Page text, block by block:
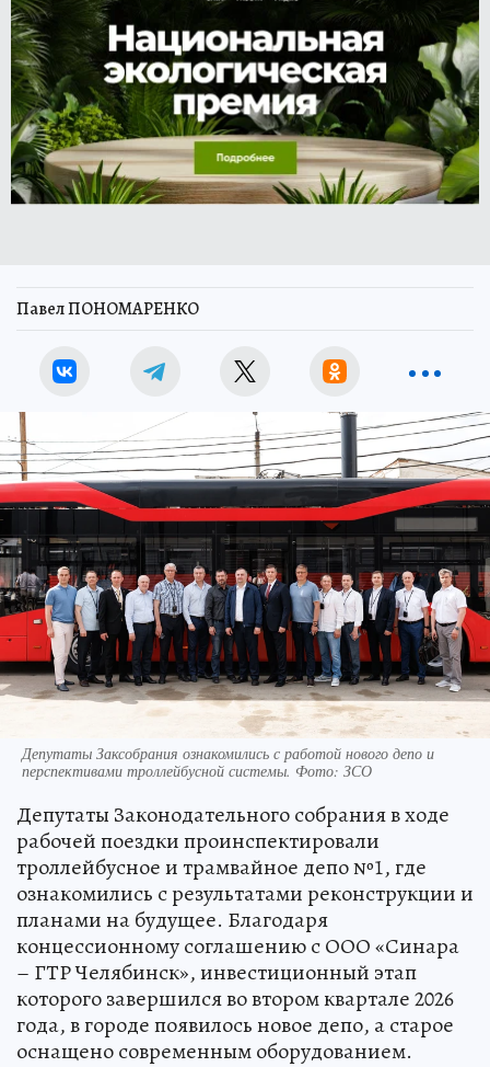
Павел ПОНОМАРЕНКО
Депутаты Заксобрания ознакомились с работой нового депо и
перспективами троллейбусной системы. Фото: ЗСО
Депутаты Законодательного собрания в ходе
рабочей поездки проинспектировали
троллейбусное и трамвайное депо №1, где
ознакомились с результатами реконструкции и
планами на будущее. Благодаря
концессионному соглашению с ООО «Синара
– ГТР Челябинск», инвестиционный этап
которого завершился во втором квартале 2026
года, в городе появилось новое депо, а старое
оснащено современным оборудованием.